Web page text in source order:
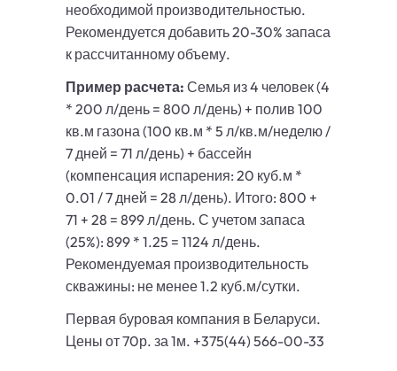
необходимой производительностью.
Рекомендуется добавить 20-30% запаса
к рассчитанному объему.
Пример расчета: Семья из 4 человек (4
* 200 л/день = 800 л/день) + полив 100
кв.м газона (100 кв.м * 5 л/кв.м/неделю /
7 дней = 71 л/день) + бассейн
(компенсация испарения: 20 куб.м *
0.01 / 7 дней = 28 л/день). Итого: 800 +
71 + 28 = 899 л/день. С учетом запаса
(25%): 899 * 1.25 = 1124 л/день.
Рекомендуемая производительность
скважины: не менее 1.2 куб.м/сутки.
Первая буровая компания в Беларуси.
Цены от 70р. за 1м. +375(44) 566-00-33